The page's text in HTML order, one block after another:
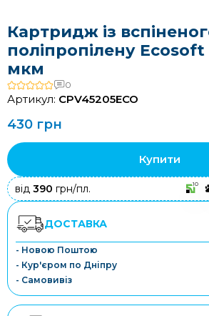
Картридж із
поліпропілену Ecosoft
мкм
0
Артикул: CPV45205ECO
430 грн
Купити
від 390 грн/пл. 10
ДОСТАВКА
- Новою Поштою
- Кур'єром по Дніпру
- Самовивіз